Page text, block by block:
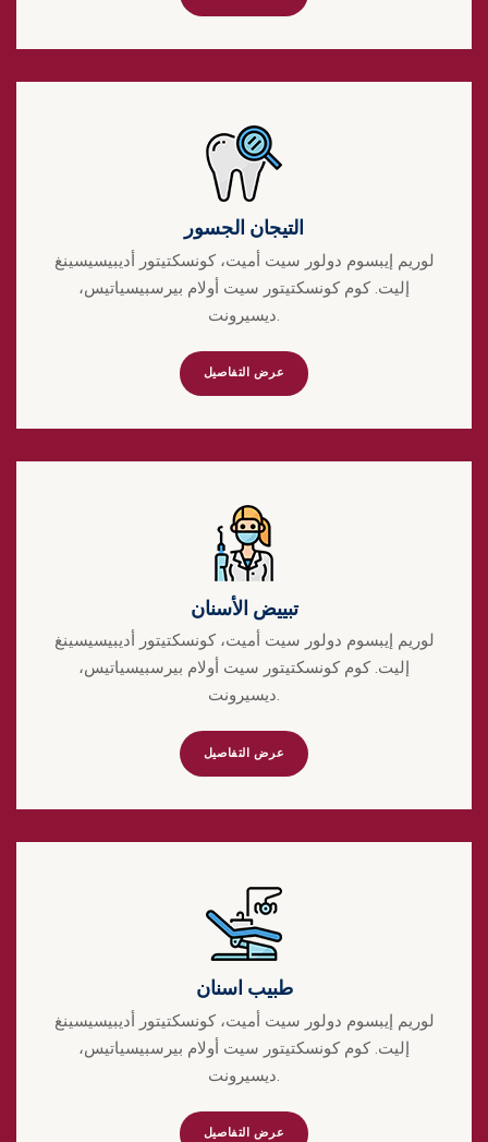
التيجان الجسور
لوريم إيبسوم دولور سيت أميت، كونسكتيتور أديبيسيسينغ
إليت. كوم كونسكتيتور سيت أولام بيرسبيسياتيس،
ديسيرونت.
عرض التفاصيل
تبييض الأسنان
لوريم إيبسوم دولور سيت أميت، كونسكتيتور أديبيسيسينغ
إليت. كوم كونسكتيتور سيت أولام بيرسبيسياتيس،
ديسيرونت.
عرض التفاصيل
طبيب اسنان
لوريم إيبسوم دولور سيت أميت، كونسكتيتور أديبيسيسينغ
إليت. كوم كونسكتيتور سيت أولام بيرسبيسياتيس،
ديسيرونت.
عرض التفاصيل